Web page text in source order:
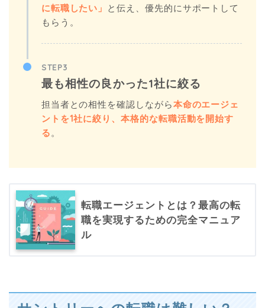
に転職したい」 と伝え、優先的にサポートして
もらう。
STEP3
最も相性の良かった1社に絞る
担当者との相性を確認しながら本命のエージェ
ントを1社に絞り、本格的な転職活動を開始す
る。
転職エージェントとは？最高の転
職を実現するための完全マニュア
ル